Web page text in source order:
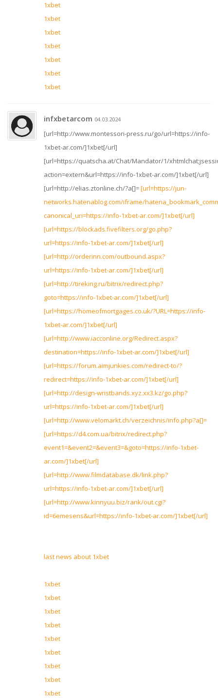
1xbet
1xbet
1xbet
1xbet
1xbet
1xbet
1xbet
infxbetarcom 04.03.2024
[url=http://www.montessori-press.ru/go/url=https://info-
1xbet-ar.com/]1xbet[/url]
[url=https://quatscha.at/Chat/Mandator/1/
action=extern&url=https://info-1xbet-ar.com/]1xbet[/url]
[url=http://elias.ztonline.ch/?a[]=[url=https://jun-
networks.hatenablog.com/iframe/
canonical_uri=https://info-1xbet-ar.com/]1xbet[/url]
[url=https://blockads.fivefilters.org/go.php?
url=https://info-1xbet-ar.com/]1xbet[/url]
[url=http://orderinn.com/outbound.aspx?
url=https://info-1xbet-ar.com/]1xbet[/url]
[url=http://tireking.ru/bitrix/redirect.php?
goto=https://info-1xbet-ar.com/]1xbet[/url]
[url=https://homeofmortgages.co.uk/?URL=https://info-
1xbet-ar.com/]1xbet[/url]
[url=http://www.iacconline.org/Redirect.aspx?
destination=https://info-1xbet-ar.com/]1xbet[/url]
[url=https://forum.aimjunkies.com/redirect-to/?
redirect=https://info-1xbet-ar.com/]1xbet[/url]
[url=http://design-wristbands.xyz.xx3.kz/go.php?
url=https://info-1xbet-ar.com/]1xbet[/url]
[url=http://www.velomarkt.ch/verzeichnis/info.php?a[]=
[url=https://d4.com.ua/bitrix/redirect.php?
event1=&event2=&event3=&goto=https://info-1xbet-
ar.com/]1xbet[/url]
[url=http://www.filmdatabase.dk/link.php?
url=https://info-1xbet-ar.com/]1xbet[/url]
[url=http://www.kinnyuu.biz/rank/out.cgi?
id=6emesens&url=https://info-1xbet-ar.com/]1xbet[/url]
last news about 1xbet
1xbet
1xbet
1xbet
1xbet
1xbet
1xbet
1xbet
1xbet
1xbet